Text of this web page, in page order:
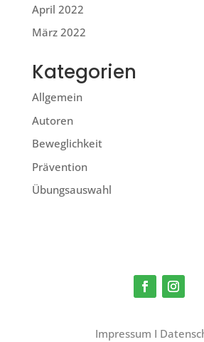
April 2022
März 2022
Kategorien
Allgemein
Autoren
Beweglichkeit
Prävention
Übungsauswahl
Impressum I